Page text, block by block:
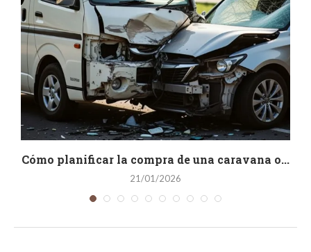
Cómo planificar la compra de una caravana o...
21/01/2026